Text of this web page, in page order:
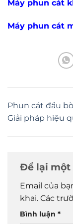
Máy phun cát
Máy phun cát
Phun cát đầu
Giải pháp hiệu
Để lại một
Email của
khai. Các
Bình luận *